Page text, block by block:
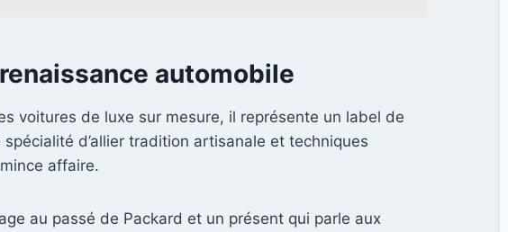
automobile
voitures de luxe sur mesure, il représente un label de
d’allier tradition artisanale et techniques
affaire.
au passé de Packard et un présent qui parle aux